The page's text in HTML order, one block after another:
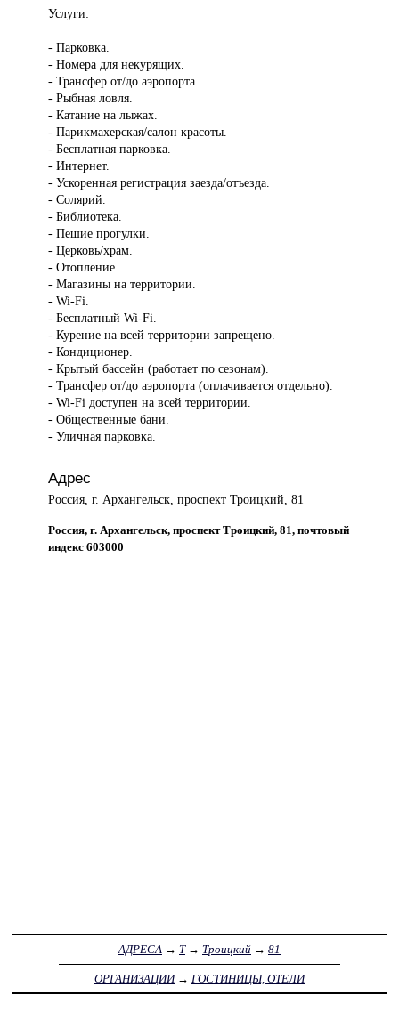
Услуги:
- Парковка.
- Номера для некурящих.
- Трансфер от/до аэропорта.
- Рыбная ловля.
- Катание на лыжах.
- Парикмахерская/салон красоты.
- Бесплатная парковка.
- Интернет.
- Ускоренная регистрация заезда/отъезда.
- Солярий.
- Библиотека.
- Пешие прогулки.
- Церковь/храм.
- Отопление.
- Магазины на территории.
- Wi-Fi.
- Бесплатный Wi-Fi.
- Курение на всей территории запрещено.
- Кондиционер.
- Крытый бассейн (работает по сезонам).
- Трансфер от/до аэропорта (оплачивается отдельно).
- Wi-Fi доступен на всей территории.
- Общественные бани.
- Уличная парковка.
Адрес
Россия, г. Архангельск, проспект Троицкий, 81
Россия, г. Архангельск, проспект Троицкий, 81, почтовый
индекс 603000
АДРЕСА → Т→ Троицкий → 81
ОРГАНИЗАЦИИ→ ГОСТИНИЦЫ, ОТЕЛИ